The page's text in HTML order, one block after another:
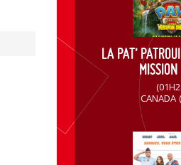
LA PAT’
CANADA